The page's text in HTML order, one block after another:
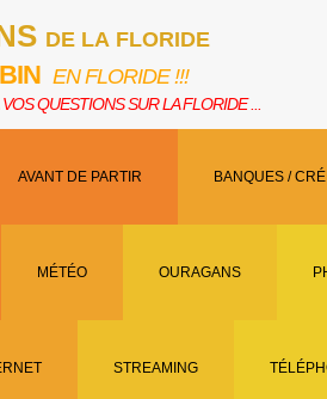
AVANT DE PARTIR BANQUES /
MÉTÉO OURAGANS
STREAMING
DE LA FLORIDE
EN FLORIDE !!!
QUESTIONS SUR LA FLORIDE ...